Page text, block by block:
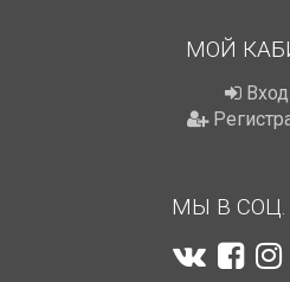
МОЙ
Вход
МЫ В СОЦ.